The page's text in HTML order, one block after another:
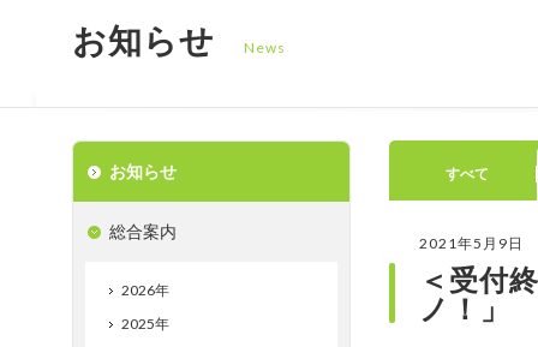
お知らせ News
すべて
2021年5月9日
＜受付
ノ！」
お知らせ
総合案内
2026年
2025年